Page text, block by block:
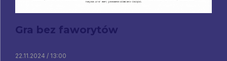
Gra bez faworytów
22.11.2024 / 13:00